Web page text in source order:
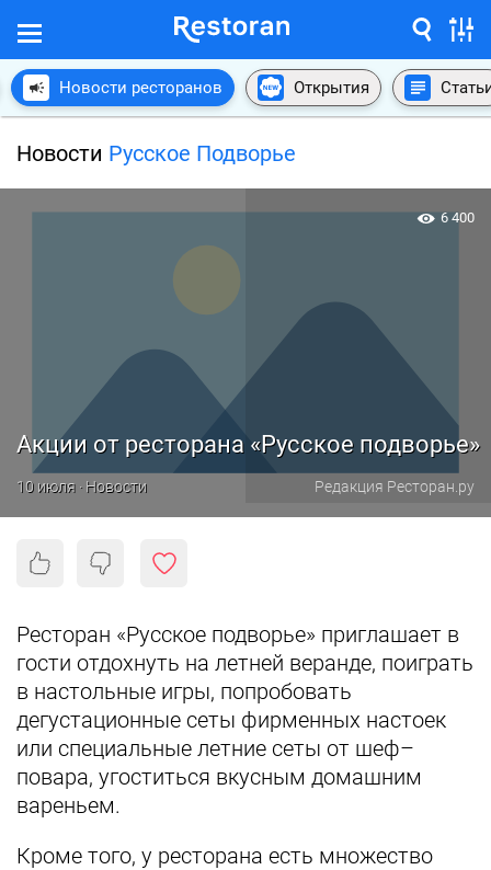
Новости ресторанов Открытия
Новости Русское Подворье
Акции от ресторана «Русское подворье»
10 июля · Новости Редакция Ресторан.ру
6 400
Ресторан «Русское подворье» приглашает в
гости отдохнуть на летней веранде, поиграть
в настольные игры, попробовать
дегустационные сеты фирменных настоек
или специальные летние сеты от шеф–
повара, угоститься вкусным домашним
вареньем.
Кроме того, у ресторана есть множество